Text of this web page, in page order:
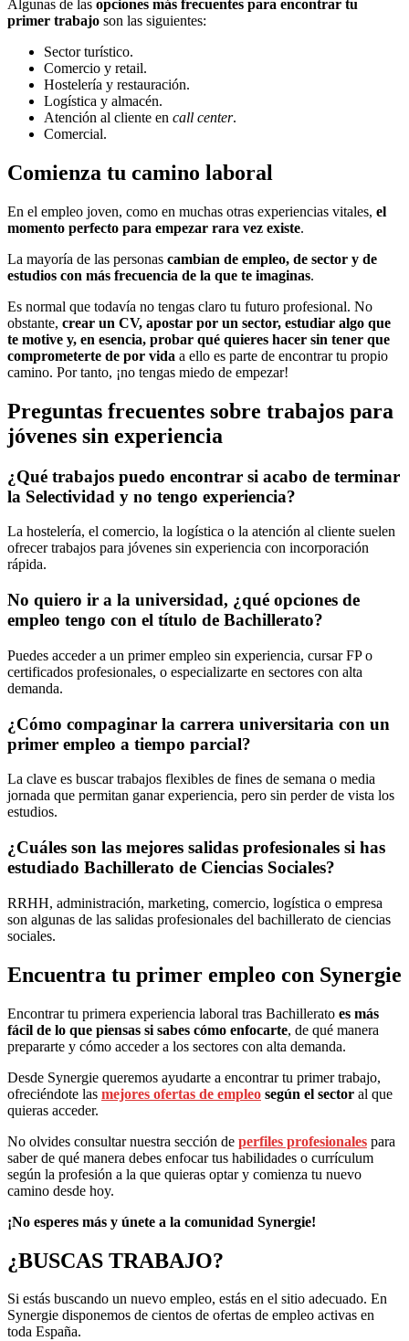
Algunas de las opciones más frecuentes para encontrar tu
primer trabajo son las siguientes:
Sector turístico.
Comercio y retail.
Hostelería y restauración.
Logística y almacén.
Atención al cliente en call center.
Comercial.
Comienza tu camino laboral
En el empleo joven, como en muchas otras experiencias vitales, el
momento perfecto para empezar rara vez existe.
La mayoría de las personas cambian de empleo, de sector y de
estudios con más frecuencia de la que te imaginas.
Es normal que todavía no tengas claro tu futuro profesional. No
obstante, crear un CV, apostar por un sector, estudiar algo que
te motive y, en esencia, probar qué quieres hacer sin tener que
comprometerte de por vida a ello es parte de encontrar tu propio
camino. Por tanto, ¡no tengas miedo de empezar!
Preguntas frecuentes sobre trabajos para
jóvenes sin experiencia
¿Qué trabajos puedo encontrar si acabo de terminar
la Selectividad y no tengo experiencia?
La hostelería, el comercio, la logística o la atención al cliente suelen
ofrecer trabajos para jóvenes sin experiencia con incorporación
rápida.
No quiero ir a la universidad, ¿qué opciones de
empleo tengo con el título de Bachillerato?
Puedes acceder a un primer empleo sin experiencia, cursar FP o
certificados profesionales, o especializarte en sectores con alta
demanda.
¿Cómo compaginar la carrera universitaria con un
primer empleo a tiempo parcial?
La clave es buscar trabajos flexibles de fines de semana o media
jornada que permitan ganar experiencia, pero sin perder de vista los
estudios.
¿Cuáles son las mejores salidas profesionales si has
estudiado Bachillerato de Ciencias Sociales?
RRHH, administración, marketing, comercio, logística o empresa
son algunas de las salidas profesionales del bachillerato de ciencias
sociales.
Encuentra tu primer empleo con Synergie
Encontrar tu primera experiencia laboral tras Bachillerato es más
fácil de lo que piensas si sabes cómo enfocarte, de qué manera
prepararte y cómo acceder a los sectores con alta demanda.
Desde Synergie queremos ayudarte a encontrar tu primer trabajo,
ofreciéndote las mejores ofertas de empleo según el sector al que
quieras acceder.
No olvides consultar nuestra sección de perfiles profesionales para
saber de qué manera debes enfocar tus habilidades o currículum
según la profesión a la que quieras optar y comienza tu nuevo
camino desde hoy.
¡No esperes más y únete a la comunidad Synergie!
¿BUSCAS TRABAJO?
Si estás buscando un nuevo empleo, estás en el sitio adecuado. En
Synergie disponemos de cientos de ofertas de empleo activas en
toda España.